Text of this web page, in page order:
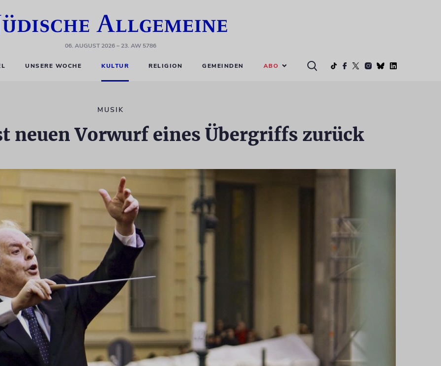
06. AUGUST 2026– 23. AW 5786
UNSERE WOCHE KULTUR RELIGION GEMEINDEN ABO
MUSIK
neuen Vorwurf eines Übergriffs zurück